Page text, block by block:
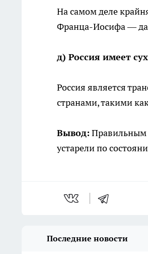
На самом деле
Франца-Иосифа —
д) Россия имеет
Россия является
странами, такими
Вывод: Правильным
устарели по
Последние новости